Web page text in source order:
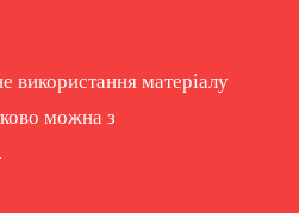
матеріалу
можна з